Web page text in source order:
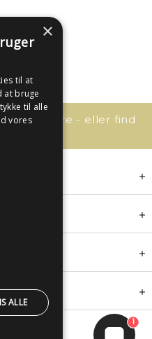
os bare - eller find
1
×
til at
at bruge
til alle
vores
ALLE